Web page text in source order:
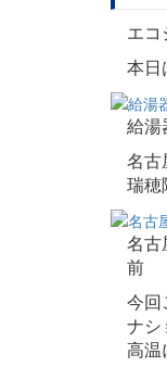
エ
本日
給湯
名古
瑞穂
名
前
今回
ナシ
高温